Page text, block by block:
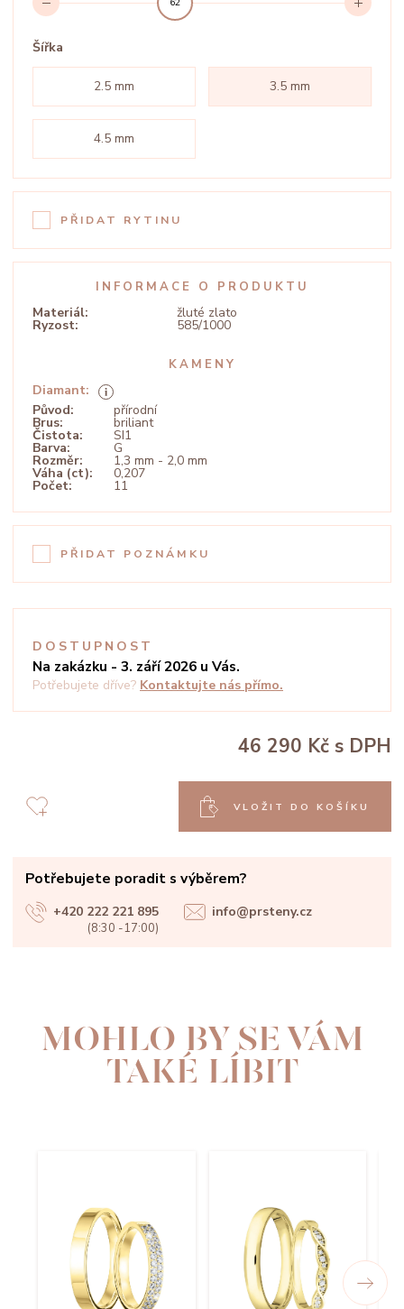
Šířka
2.5 mm 3.5 mm
4.5 mm
PŘIDAT RYTINU
INFORMACE O PRODUKTU
Materiál: žluté zlato
Ryzost: 585/1000
KAMENY
Diamant:
Původ:
přírodní
Brus: briliant
Čistota: SI1
Barva: G
Rozměr: 1,3 mm - 2,0 mm
Váha (ct): 0,207
Počet: 11
PŘIDAT POZNÁMKU
DOSTUPNOST
Na zakázku - 3. září 2026 u Vás.
Potřebujete dříve? Kontaktujte nás přímo.
46 290 Kč s DPH
VLOŽIT DO KOŠÍKU
Potřebujete poradit s výběrem?
+420 222 221 895
(8:30 -17:00)
info@prsteny.cz
MOHLO BY SE VÁM
TAKÉ LÍBIT